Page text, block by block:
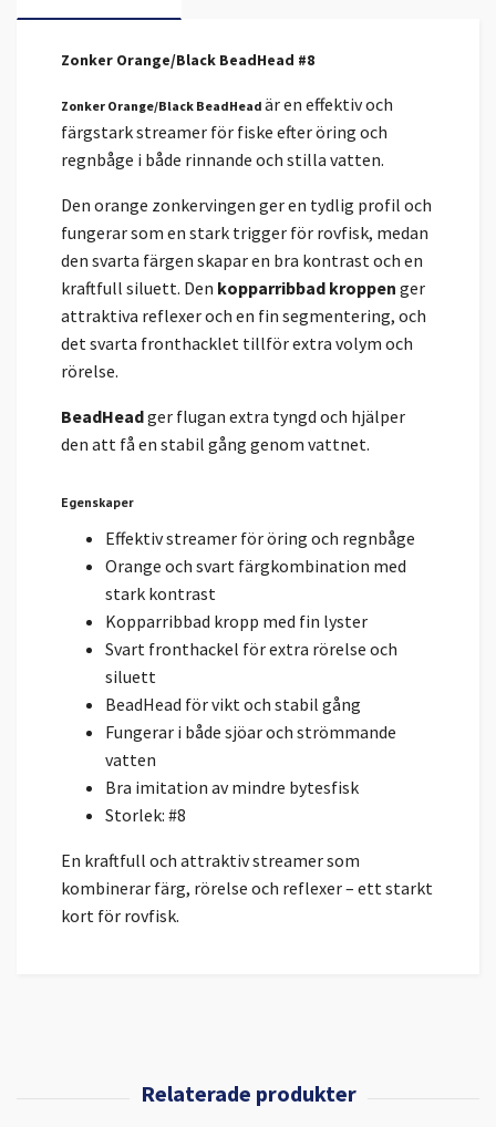
Zonker Orange/Black BeadHead #8
Zonker Orange/Black BeadHead är en effektiv och
färgstark streamer för fiske efter öring och
regnbåge i både rinnande och stilla vatten.
Den orange zonkervingen ger en tydlig profil och
fungerar som en stark trigger för rovfisk, medan
den svarta färgen skapar en bra kontrast och en
kraftfull siluett. Den kopparribbad kroppen ger
attraktiva reflexer och en fin segmentering, och
det svarta fronthacklet tillför extra volym och
rörelse.
BeadHeadger flugan extra tyngd och hjälper
den att få en stabil gång genom vattnet.
Egenskaper
Effektiv streamer för öring och regnbåge
Orange och svart färgkombination med
stark kontrast
Kopparribbad kropp med fin lyster
Svart fronthackel för extra rörelse och
siluett
BeadHead för vikt och stabil gång
Fungerar i både sjöar och strömmande
vatten
Bra imitation av mindre bytesfisk
Storlek: #8
En kraftfull och attraktiv streamer som
kombinerar färg, rörelse och reflexer – ett starkt
kort för rovfisk.